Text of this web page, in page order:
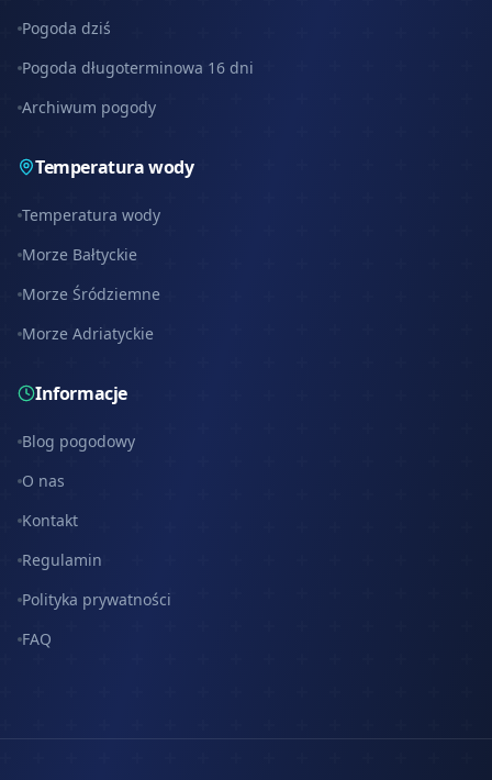
Pogoda dziś
Pogoda długoterminowa 16 dni
Archiwum pogody
Temperatura wody
Temperatura wody
Morze Bałtyckie
Morze Śródziemne
Morze Adriatyckie
Informacje
Blog pogodowy
O nas
Kontakt
Regulamin
Polityka prywatności
FAQ